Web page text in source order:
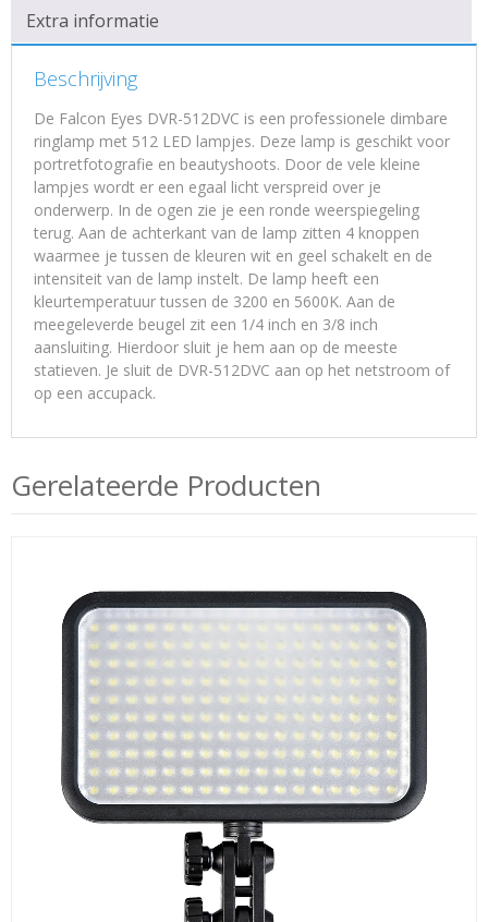
Extra informatie
Beschrijving
De Falcon Eyes DVR-512DVC is een professionele dimbare
ringlamp met 512 LED lampjes. Deze lamp is geschikt voor
portretfotografie en beautyshoots. Door de vele kleine
lampjes wordt er een egaal licht verspreid over je
onderwerp. In de ogen zie je een ronde weerspiegeling
terug. Aan de achterkant van de lamp zitten 4 knoppen
waarmee je tussen de kleuren wit en geel schakelt en de
intensiteit van de lamp instelt. De lamp heeft een
kleurtemperatuur tussen de 3200 en 5600K. Aan de
meegeleverde beugel zit een 1/4 inch en 3/8 inch
aansluiting. Hierdoor sluit je hem aan op de meeste
statieven. Je sluit de DVR-512DVC aan op het netstroom of
op een accupack.
Gerelateerde Producten